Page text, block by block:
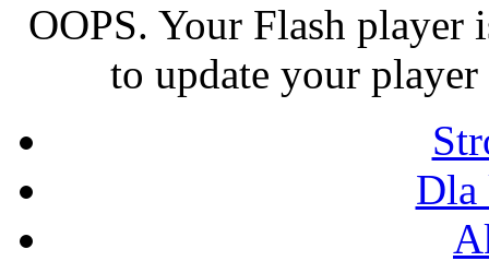
OOPS. Your Flash player
to update your
Dla